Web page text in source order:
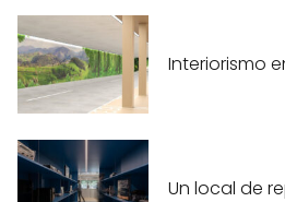
Interiorismo
Un local de